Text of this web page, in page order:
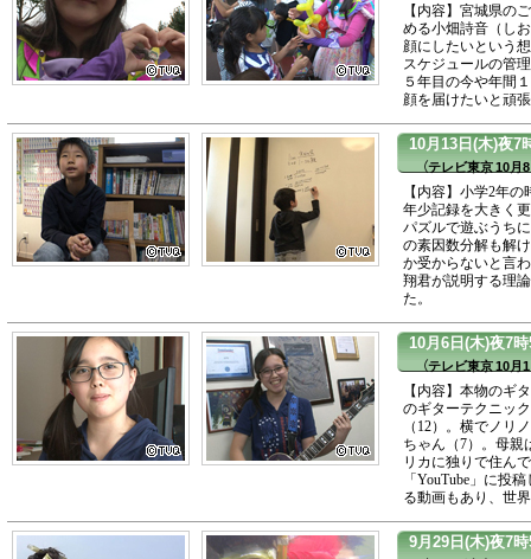
【内容】宮城県の
める小畑詩音（し
顔にしたいという
スケジュールの管
５年目の今や年間
顔を届けたいと頑
10月13日(木)夜7
（テレビ東京 10月
【内容】小学2年
年少記録を大きく
パズルで遊ぶうち
の素因数分解も解
か受からないと言
翔君が説明する理
た。
10月6日(木)夜7
（テレビ東京 10月
【内容】本物のギ
のギターテクニッ
（12）。横でノリ
ちゃん（7）。母親
リカに独りで住ん
「YouTube」に投
る動画もあり、世
9月29日(木)夜7